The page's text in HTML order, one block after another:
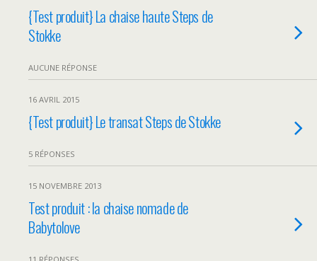
{Test produit} La chaise haute Steps de
Stokke
AUCUNE RÉPONSE
16 AVRIL 2015
{Test produit} Le transat Steps de Stokke
5 RÉPONSES
15 NOVEMBRE 2013
Test produit : la chaise nomade de
Babytolove